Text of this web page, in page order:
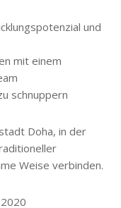
und
mit einem
schnuppern
Doha, in der
Weise verbinden.